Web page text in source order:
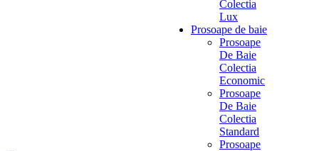
Colectia
Lux
Prosoape de baie
Prosoape
De Baie
Colectia
Economic
Prosoape
De Baie
Colectia
Standard
Prosoape